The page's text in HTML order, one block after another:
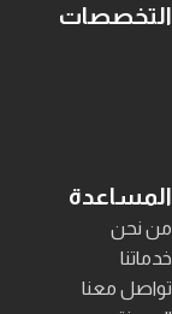
التخصصات
المساعدة
من نحن
خدماتنا
تواصل معنا